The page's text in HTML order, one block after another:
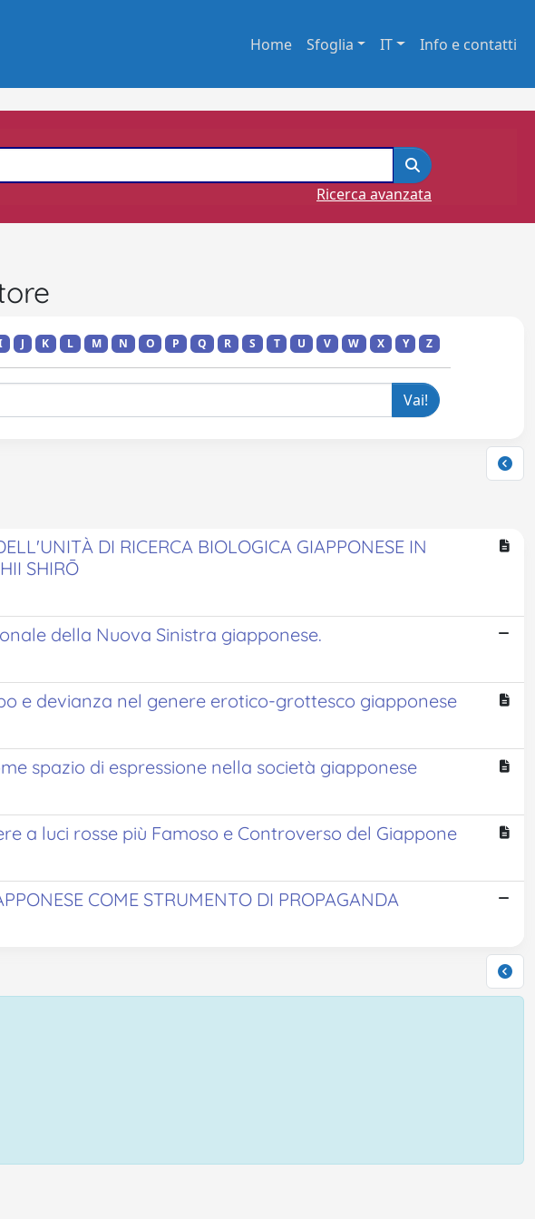
Home Sfoglia IT Info e contatti
Ricerca avanzata
J K L M N O P Q R S T U V W X Y Z
DI RICERCA BIOLOGICA GIAPPONESE IN
SHIRŌ
della Nuova Sinistra giapponese.
e devianza nel genere erotico-grottesco giapponese
spazio di espressione nella società giapponese
a luci rosse più Famoso e Controverso del Giappone
COME STRUMENTO DI PROPAGANDA